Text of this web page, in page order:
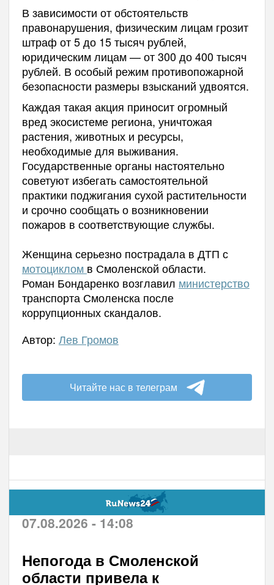
В зависимости от обстоятельств
правонарушения, физическим лицам грозит
штраф от 5 до 15 тысяч рублей,
юридическим лицам — от 300 до 400 тысяч
рублей. В особый режим противопожарной
безопасности размеры взысканий удвоятся.
Каждая такая акция приносит огромный
вред экосистеме региона, уничтожая
растения, животных и ресурсы,
необходимые для выживания.
Государственные органы настоятельно
советуют избегать самостоятельной
практики поджигания сухой растительности
и срочно сообщать о возникновении
пожаров в соответствующие службы.
Женщина серьезно пострадала в ДТП с
мотоциклом в Смоленской области.
Роман Бондаренко возглавил министерство
транспорта Смоленска после
коррупционных скандалов.
Автор: Лев Громов
Читайте нас в телеграм
07.08.2026 - 14:08
Непогода в Смоленской
области привела к